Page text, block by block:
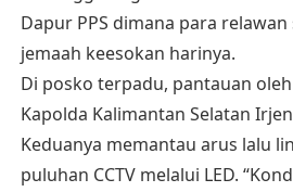
Dapur PPS dimana para
jemaah keesokan harinya.
Di posko terpadu, pantauan
Kapolda Kalimantan Selatan
Keduanya memantau arus lalu
puluhan CCTV melalui LED.